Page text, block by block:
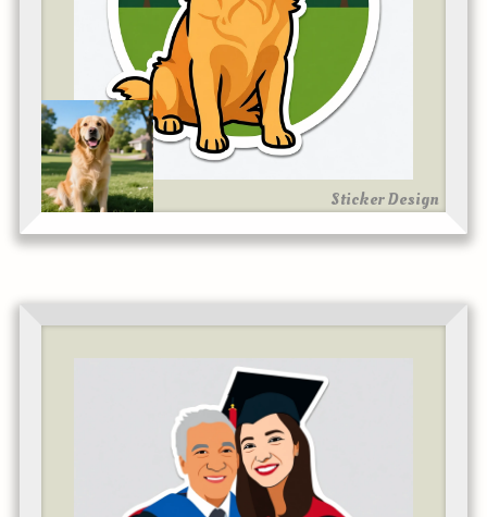
Sticker Design